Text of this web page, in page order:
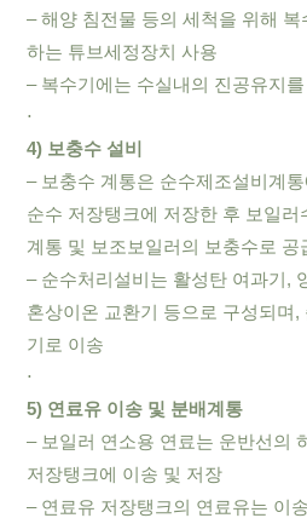
– 해양 침전물 등의 세척을 위해
하는 튜브세정장치 사용
– 복수기에는 수실내의 진공유지
⋅
4) 보충수 설비
– 보충수 계통은 순수제조설비계
순수 저장탱크에 저장한 후 보일
계통 및 보조보일러의 보충수로 공
– 순수처리설비는 활성탄 여과기,
혼상이온 교환기 등으로 구성되며
기로 이송
⋅
5) 연료유 이송 및 분배계통
– 보일러 연소용 연료는 운반선의
저장탱크에 이송 및 저장
– 연료유 저장탱크의 연료유는 이